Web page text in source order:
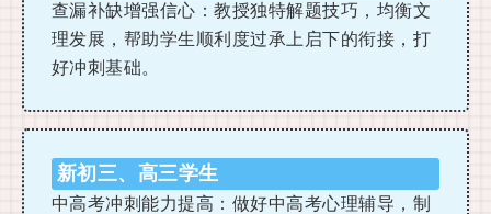
查漏补缺增强信心：教授独特解题技巧，均衡文
理发展，帮助学生顺利度过承上启下的衔接，打
好冲刺基础。
新初三、高三学生
中高考冲刺能力提高：做好中高考心理辅导，制